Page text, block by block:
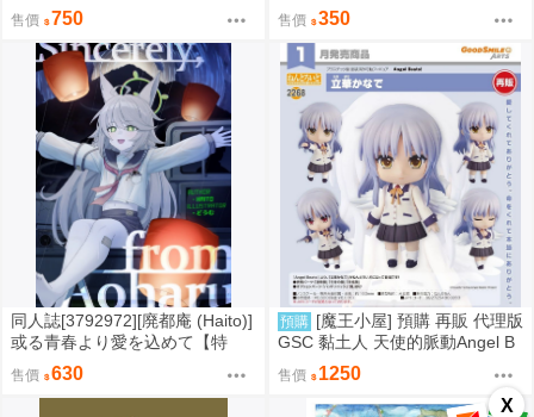
X
售價 750
活 (ブルーアーカイブ -Blue Arch
ive-)ケイ
售價 350
同人誌[3792972][廃都庵 (Haito)]
或る青春より愛を込めて【特
典】 (蔚藍檔案)
售價 630
預購 [魔王小屋] 預購 再販 代理版
GSC 黏土人 天使的脈動Angel B
eats! 立華奏
售價 1250